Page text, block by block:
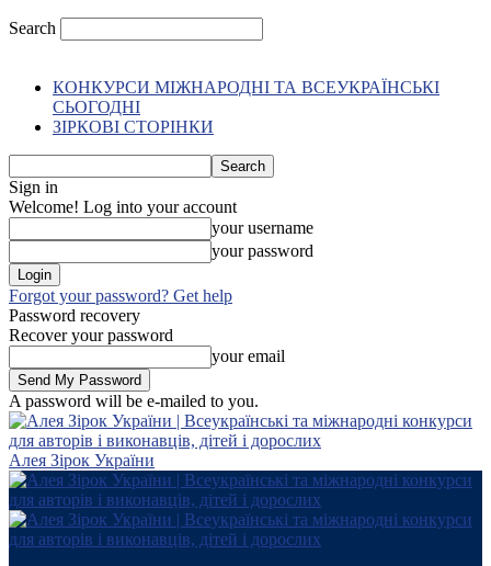
Search
КОНКУРСИ МІЖНАРОДНІ ТА ВСЕУКРАЇНСЬКІ
СЬОГОДНІ
ЗІРКОВІ СТОРІНКИ
Sign in
Welcome! Log into your account
your username
your password
Forgot your password? Get help
Password recovery
Recover your password
your email
A password will be e-mailed to you.
Алея Зірок України